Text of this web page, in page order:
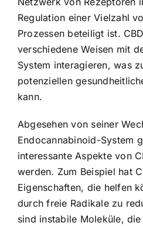
Regulation einer Vielzahl
Prozessen beteiligt ist.
verschiedene Weisen mit
System interagieren, was
potenziellen
kann.
Abgesehen von seiner
Endocannabinoid-System
interessante Aspekte von
werden. Zum Beispiel hat
Eigenschaften, die helfen
durch freie Radikale zu
sind instabile Moleküle,